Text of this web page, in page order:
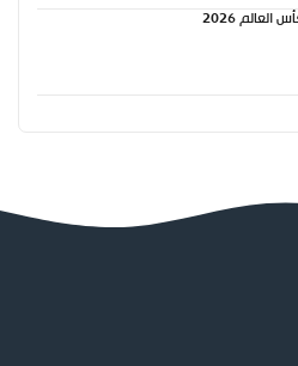
موعد مباراة فرنسا والسنغال في كأس العالم 2026